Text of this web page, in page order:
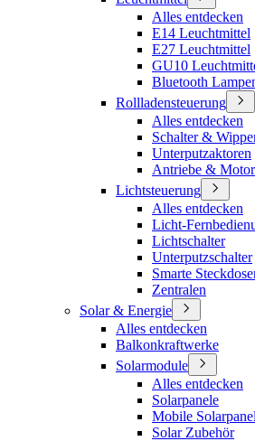
Alles entdecken
E14 Leuchtmittel
E27 Leuchtmittel
GU10
Bluetooth
Rollladensteuerung
Alles entdecken
Schalter &
Unterputzaktoren
Antriebe &
Lichtsteuerung
Alles entdecken
Licht-
Lichtschalter
Unterputzschalter
Smarte
Zentralen
Solar & Energie
Alles entdecken
Balkonkraftwerke
Solarmodule
Alles entdecken
Solarpanele
Mobile
Solar Zubehör